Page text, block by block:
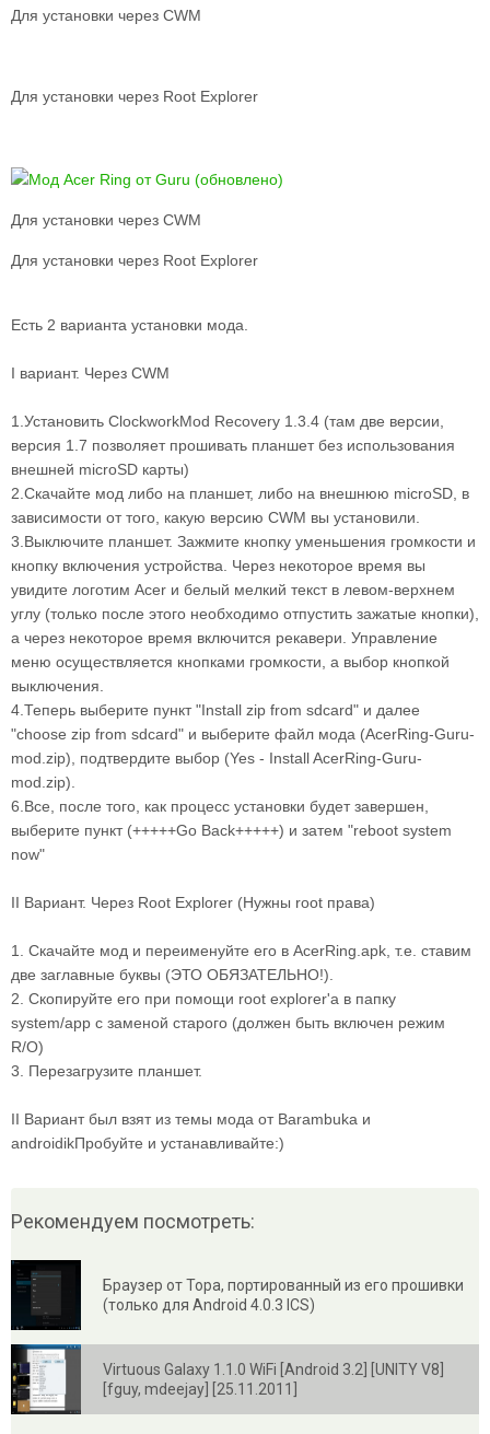
Для установки через CWM
Для установки через Root Explorer
Для установки через CWM
Для установки через Root Explorer
Есть 2 варианта установки мода.
I вариант. Через CWM
1.Установить ClockworkMod Recovery 1.3.4 (там две версии,
версия 1.7 позволяет прошивать планшет без использования
внешней microSD карты)
2.Скачайте мод либо на планшет, либо на внешнюю microSD, в
зависимости от того, какую версию CWM вы установили.
3.Выключите планшет. Зажмите кнопку уменьшения громкости и
кнопку включения устройства. Через некоторое время вы
увидите логотим Acer и белый мелкий текст в левом-верхнем
углу (только после этого необходимо отпустить зажатые кнопки),
а через некоторое время включится рекавери. Управление
меню осуществляется кнопками громкости, а выбор кнопкой
выключения.
4.Теперь выберите пункт "Install zip from sdcard" и далее
"choose zip from sdcard" и выберите файл мода (AcerRing-Guru-
mod.zip), подтвердите выбор (Yes - Install AcerRing-Guru-
mod.zip).
6.Все, после того, как процесс установки будет завершен,
выберите пункт (+++++Go Back+++++) и затем "reboot system
now"
II Вариант. Через Root Explorer (Нужны root права)
1. Скачайте мод и переименуйте его в AcerRing.apk, т.е. ставим
две заглавные буквы (ЭТО ОБЯЗАТЕЛЬНО!).
2. Скопируйте его при помощи root explorer'a в папку
system/app с заменой старого (должен быть включен режим
R/O)
3. Перезагрузите планшет.
II Вариант был взят из темы мода от Barambuka и
androidikПробуйте и устанавливайте:)
Рекомендуем посмотреть:
Браузер от Тора, портированный из его прошивки
(только для Android 4.0.3 ICS)
Virtuous Galaxy 1.1.0 WiFi [Android 3.2] [UNITY V8]
[fguy, mdeejay] [25.11.2011]